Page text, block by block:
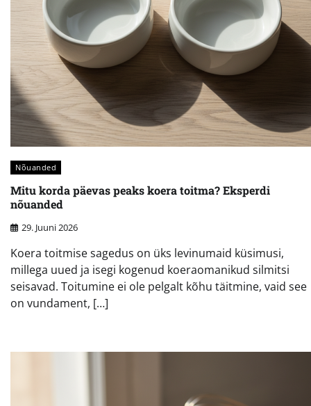
Nõuanded
Mitu korda päevas peaks koera toitma? Eksperdi
nõuanded
29. Juuni 2026
Koera toitmise sagedus on üks levinumaid küsimusi,
millega uued ja isegi kogenud koeraomanikud silmitsi
seisavad. Toitumine ei ole pelgalt kõhu täitmine, vaid see
on vundament, […]